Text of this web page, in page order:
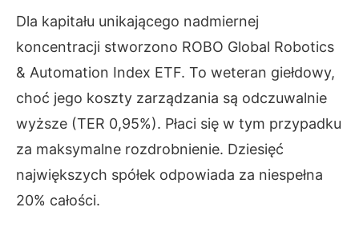
Dla kapitału unikającego nadmiernej
koncentracji stworzono ROBO Global Robotics
& Automation Index ETF. To weteran giełdowy,
choć jego koszty zarządzania są odczuwalnie
wyższe (TER 0,95%). Płaci się w tym przypadku
za maksymalne rozdrobnienie. Dziesięć
największych spółek odpowiada za niespełna
20% całości.